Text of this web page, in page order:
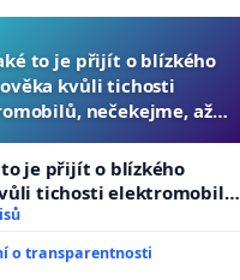
to je přijít o blízkého
kvůli tichosti
nečekejme, až
auta!
je přijít o blízkého
tichosti elektromobilů,
až přibydou další,
o transparentnosti